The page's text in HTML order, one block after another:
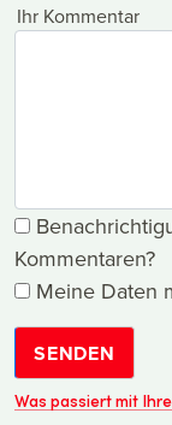
Ihr Kommentar
Kommentaren?
Meine Daten
SENDEN
Was passiert mit